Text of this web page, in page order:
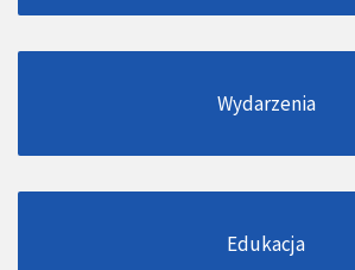
Wydarzenia
Edukacja